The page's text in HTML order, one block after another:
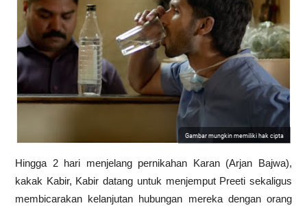
Gambar mungkin memiliki hak cipta
Hingga 2 hari menjelang pernikahan Karan (Arjan Bajwa),
kakak Kabir, Kabir datang untuk menjemput Preeti sekaligus
membicarakan kelanjutan hubungan mereka dengan orang